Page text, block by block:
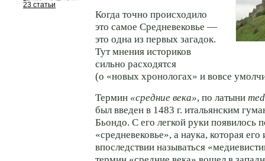
23 статьи
Когда точно происходило
это самое Средневековье —
это одна из первых загадок.
Тут мнения историков
сильно расходятся
(о «новых хронологах» и вовсе
Термин «средние века», по латыни
был введен в 1483 г. итальянским
Бьондо. С его легкой руки появилось
«средневековье», а наука, которая его
впоследствии называться